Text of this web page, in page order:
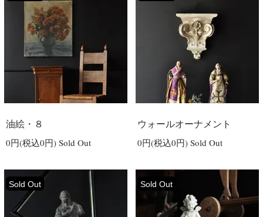
油絵・８
0円(税込0円) Sold Out
ウォールオーナメント
0円(税込0円) Sold Out
Sold Out Sold Out